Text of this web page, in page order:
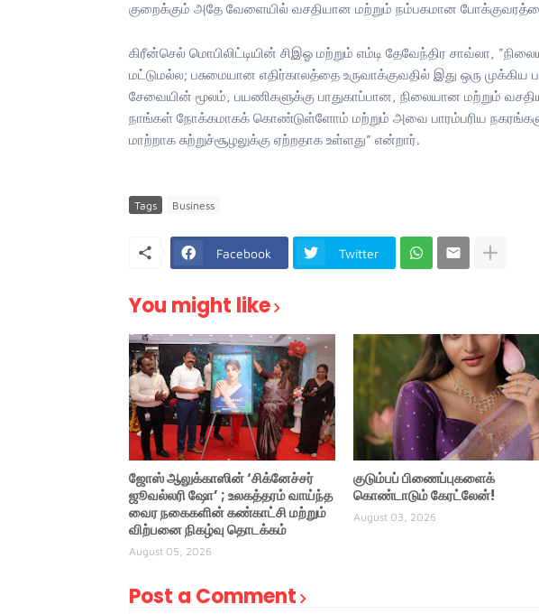
குறைக்கும் அதே வேளையில் வசதியான மற்றும் நம்பகமான
கிரீன்செல் மொபிலிட்டியின் சிஇஓ மற்றும் எம்டி தேவேந்திர சாவ்லா,
மட்டுமல்ல; பசுமையான எதிர்காலத்தை உருவாக்குவதில் இது ஒரு முக்கிய
சேவையின் மூலம், பயணிகளுக்கு பாதுகாப்பான, நிலையான மற்றும்
நாங்கள் நோக்கமாகக் கொண்டுள்ளோம் மற்றும் அவை பாரம்பரிய
மாற்றாக சுற்றுச்சூழலுக்கு ஏற்றதாக உள்ளது” என்றார்.
Tags Business
Facebook Twitter
You might like
ஜோஸ் ஆலுக்காஸின் ‘சிக்னேச்சர்
ஜூவல்லரி ஷோ’ ; உலகத்தரம் வாய்ந்த
வைர நகைகளின் கண்காட்சி மற்றும்
விற்பனை நிகழ்வு தொடக்கம்
August 05, 2026
குடும்பப் பிணைப்புகளைக்
கொண்டாடும் கேரட்லேன்!
August 03, 2026
Post a Comment